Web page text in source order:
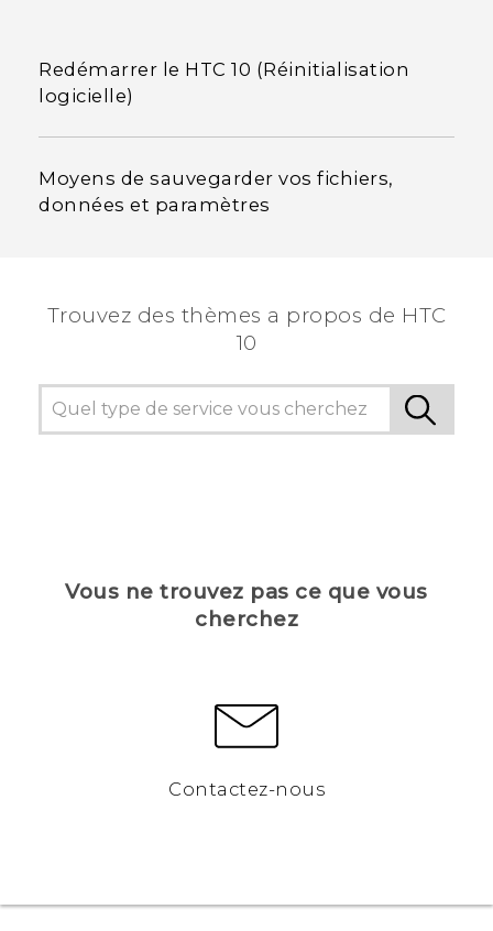
Redémarrer le HTC 10 (Réinitialisation
logicielle)
Moyens de sauvegarder vos fichiers,
données et paramètres
Trouvez des thèmes a propos de HTC
10
Vous ne trouvez pas ce que vous
cherchez
Contactez-nous